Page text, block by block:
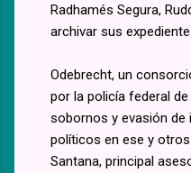
Radhamés Segura,
archivar sus
Odebrecht, un
por la policía federal
sobornos y evasión de
políticos en ese y
Santana, principal